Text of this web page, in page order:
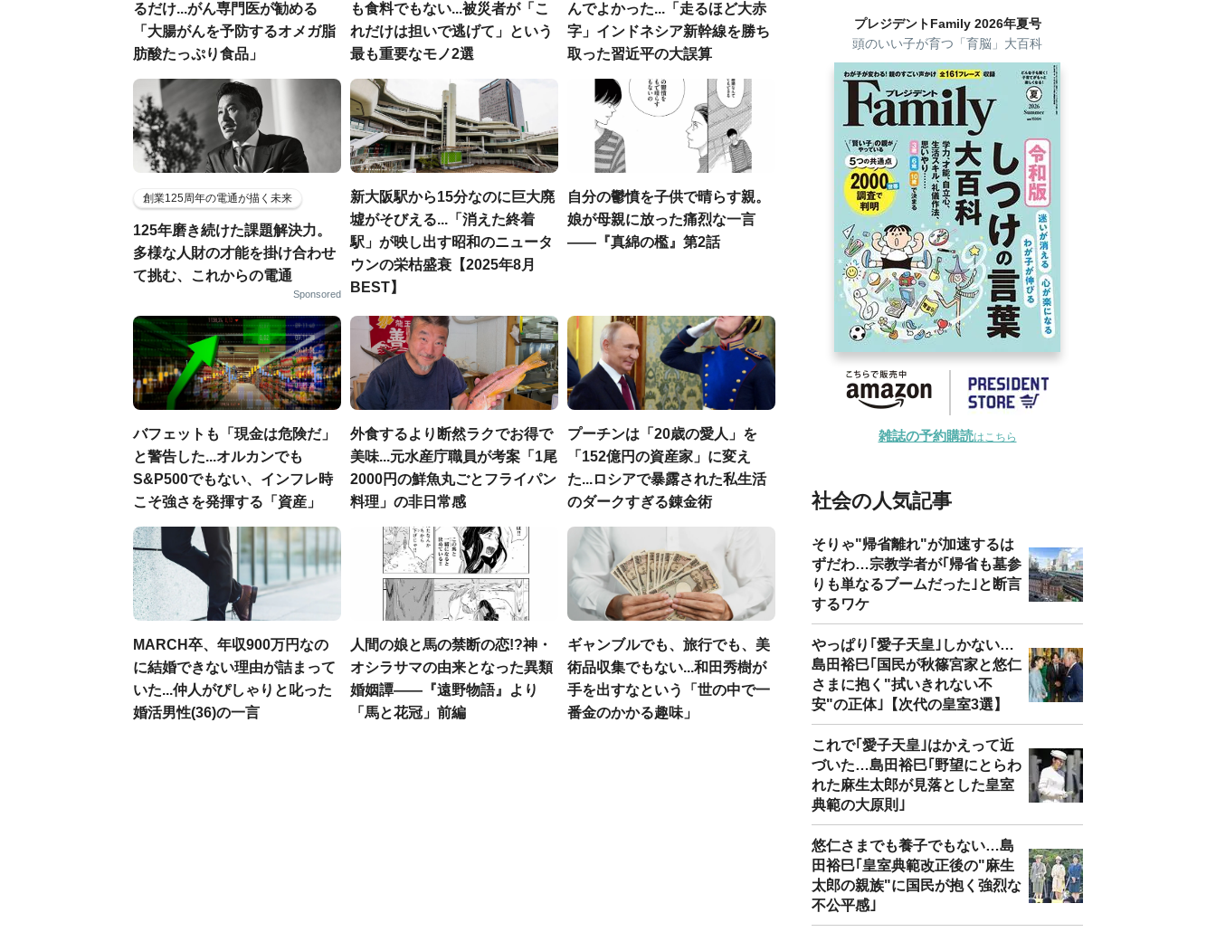
るだけ...がん専門医が勧める
「大腸がんを予防するオメガ脂
肪酸たっぷり食品」
も食料でもない...被災者が「こ
れだけは担いで逃げて」という
最も重要なモノ2選
んでよかった...「走るほど大赤
字」インドネシア新幹線を勝ち
取った習近平の大誤算
創業125周年の電通が描く未来
125年磨き続けた課題解決力。
多様な人財の才能を掛け合わせ
て挑む、これからの電通
Sponsored
新大阪駅から15分なのに巨大廃
墟がそびえる...「消えた終着
駅」が映し出す昭和のニュータ
ウンの栄枯盛衰【2025年8月
BEST】
自分の鬱憤を子供で晴らす親。
娘が母親に放った痛烈な一言
――『真綿の檻』第2話
バフェットも「現金は危険だ」
と警告した...オルカンでも
S&P500でもない、インフレ時
こそ強さを発揮する「資産」
外食するより断然ラクでお得で
美味...元水産庁職員が考案「1尾
2000円の鮮魚丸ごとフライパン
料理」の非日常感
プーチンは「20歳の愛人」を
「152億円の資産家」に変え
た...ロシアで暴露された私生活
のダークすぎる錬金術
MARCH卒、年収900万円なの
に結婚できない理由が詰まって
いた...仲人がぴしゃりと叱った
婚活男性(36)の一言
人間の娘と馬の禁断の恋!?神・
オシラサマの由来となった異類
婚姻譚――『遠野物語』より
「馬と花冠」前編
ギャンブルでも、旅行でも、美
術品収集でもない...和田秀樹が
手を出すなという「世の中で一
番金のかかる趣味」
プレジデントFamily 2026年夏号
頭のいい子が育つ「育脳」大百科
雑誌の予約購読はこちら
社会の人気記事
そりゃ"帰省離れ"が加速するは
ずだわ…宗教学者が｢帰省も墓参
りも単なるブームだった｣と断言
するワケ
やっぱり｢愛子天皇｣しかない…
島田裕巳｢国民が秋篠宮家と悠仁
さまに抱く"拭いきれない不
安"の正体｣【次代の皇室3選】
これで｢愛子天皇｣はかえって近
づいた…島田裕巳｢野望にとらわ
れた麻生太郎が見落とした皇室
典範の大原則｣
悠仁さまでも養子でもない…島
田裕巳｢皇室典範改正後の"麻生
太郎の親族"に国民が抱く強烈な
不公平感｣